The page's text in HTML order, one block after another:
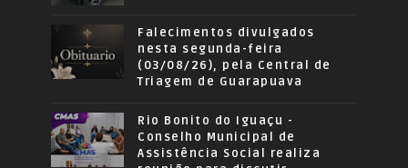
Falecimentos divulgados
nesta segunda-feira
(03/08/26), pela Central de
Triagem de Guarapuava
Rio Bonito do Iguaçu -
Conselho Municipal de
Assistência Social realiza